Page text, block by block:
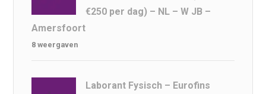
€250 per dag) – NL – W JB –
Amersfoort
8 weergaven
Laborant Fysisch – Eurofins